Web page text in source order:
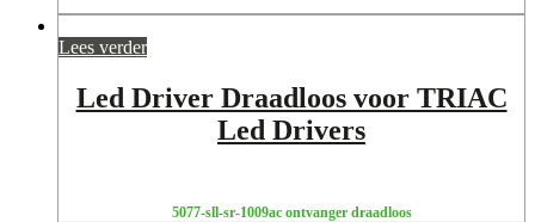
Lees verder
Led Driver Draadloos voor TRIAC
Led Drivers
5077-sll-sr-1009ac ontvanger draadloos